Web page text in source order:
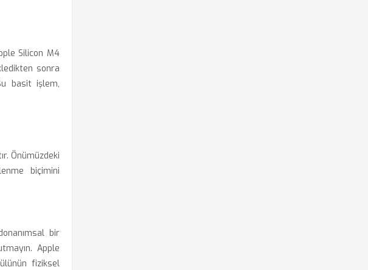
Silicon M4
sonra
basit işlem,
Önümüzdeki
biçimini
bir
Apple
fiziksel